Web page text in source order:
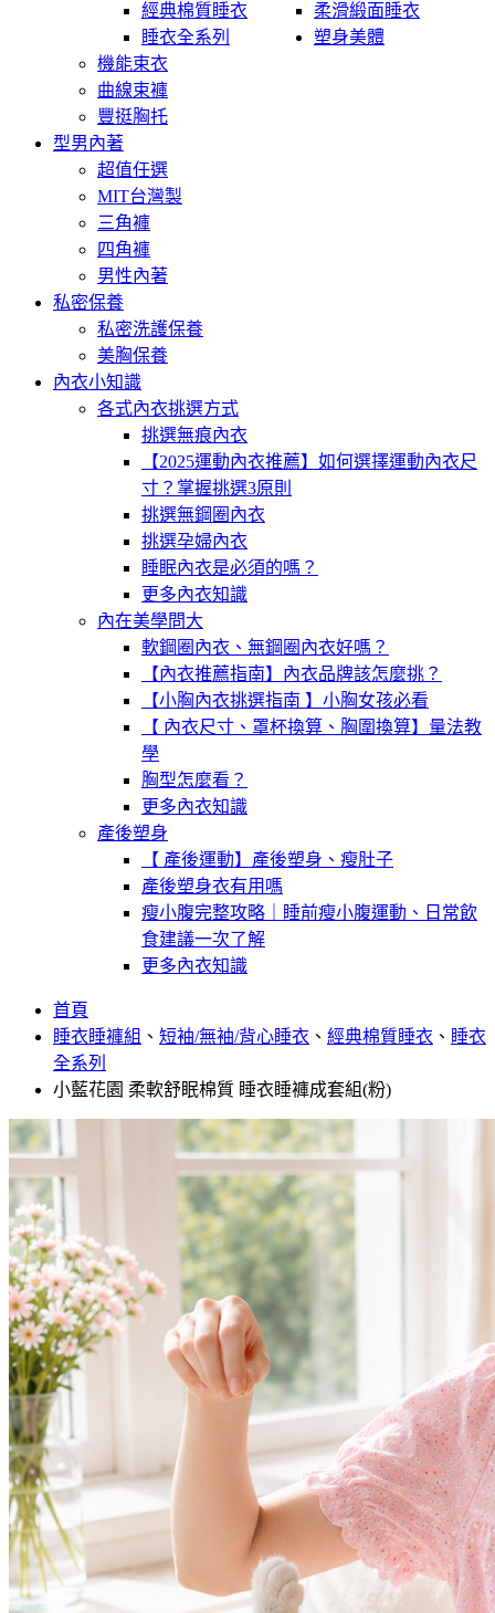
經典棉質睡衣
柔滑緞面睡衣
睡衣全系列
塑身美體
機能束衣
曲線束褲
豐挺胸托
型男內著
超值任選
MIT台灣製
三角褲
四角褲
男性內著
私密保養
私密洗護保養
美胸保養
內衣小知識
各式內衣挑選方式
挑選無痕內衣
【2025運動內衣推薦】如何選擇運動內衣尺
寸？掌握挑選3原則
挑選無鋼圈內衣
挑選孕婦內衣
睡眠內衣是必須的嗎？
更多內衣知識
內在美學問大
軟鋼圈內衣、無鋼圈內衣好嗎？
【內衣推薦指南】內衣品牌該怎麼挑？
【小胸內衣挑選指南 】小胸女孩必看
【 內衣尺寸、罩杯換算、胸圍換算】量法教
學
胸型怎麼看？
更多內衣知識
產後塑身
【 產後運動】產後塑身、瘦肚子
產後塑身衣有用嗎
瘦小腹完整攻略｜睡前瘦小腹運動、日常飲
食建議一次了解
更多內衣知識
首頁
睡衣睡褲組 、 短袖/無袖/背心睡衣 、 經典棉質睡衣 、 睡衣
全系列
小藍花園 柔軟舒眠棉質 睡衣睡褲成套組(粉)